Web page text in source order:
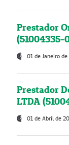
Prestador
(51004335-
01 de Janeiro
Prestador
LTDA
01 de Abril de